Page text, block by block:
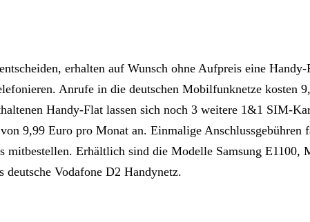
erhalten auf Wunsch ohne Aufpreis eine
Anrufe in die deutschen Mobilfunknetze kosten
Handy-Flat lassen sich noch 3 weitere 1&1 SIM-
9,99 Euro pro Monat an. Einmalige
mitbestellen. Erhältlich sind die Modelle Samsung
Vodafone D2 Handynetz.